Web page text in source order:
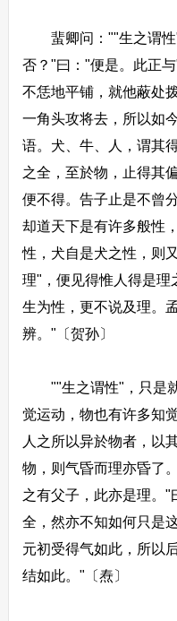
蜚卿问：""生之谓性"
否？"曰："便是。此正
不恁地平铺，就他蔽处
一角头攻将去，所以如
语。犬、牛、人，谓其
之全，至於物，止得其
便不得。告子止是不曾
却道天下是有许多般性
性，犬自是犬之性，则
理"，便见得惟人得是理
生为性，更不说及理。
辨。"〔贺孙〕
""生之谓性"，只是就
觉运动，物也有许多知
人之所以异於物者，以
物，则气昏而理亦昏了
之有父子，此亦是理。
全，然亦不知如何只是
元初受得气如此，所以
结如此。"〔焘〕